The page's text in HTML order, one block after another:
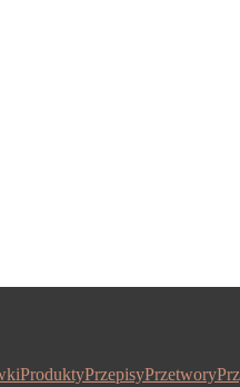
ProduktyPrzepisyPrzetwory